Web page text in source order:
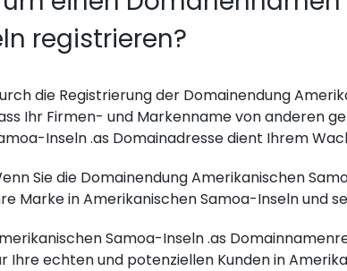
registrieren?
die Registrierung der Domainendung
Ihr Firmen- und Markenname von anderen
Inseln .as Domainadresse dient Ihrem
Sie die Domainendung Amerikanischen
Marke in Amerikanischen Samoa-Inseln und
Samoa-Inseln .as
Ihre echten und potenziellen Kunden in